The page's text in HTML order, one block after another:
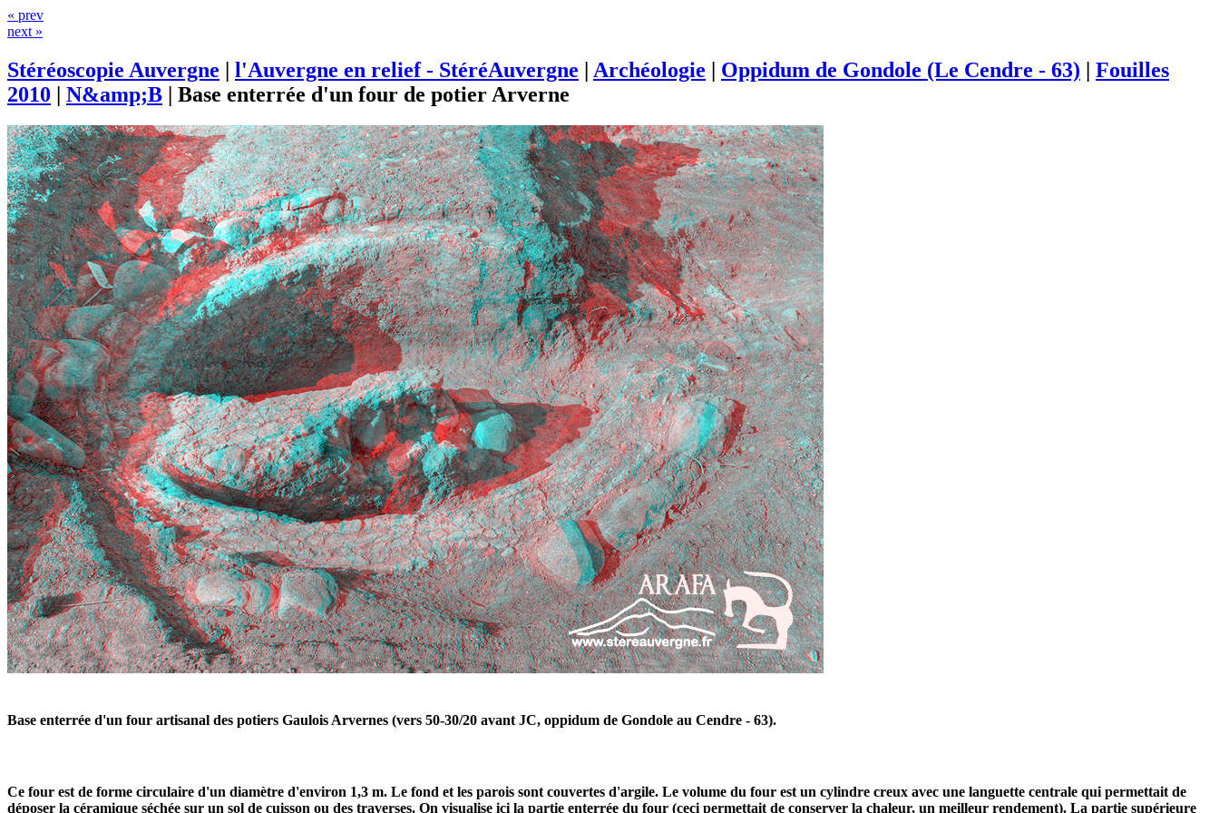
« prev
next »
Stéréoscopie Auvergne | l'Auvergne en relief - StéréAuvergne | Archéologie | Oppidum de Gondole (Le Cendre - 63) | Fouilles
2010 | N&amp;B | Base enterrée d'un four de potier Arverne
Base enterrée d'un four artisanal des potiers Gaulois Arvernes (vers 50-30/20 avant JC, oppidum de Gondole au Cendre - 63).
Ce four est de forme circulaire d'un diamètre d'environ 1,3 m. Le fond et les parois sont couvertes d'argile. Le volume du four est un cylindre creux avec une languette centrale qui permettait de
déposer la céramique séchée sur un sol de cuisson ou des traverses. On visualise ici la partie enterrée du four (ceci permettait de conserver la chaleur, un meilleur rendement). La partie supérieure